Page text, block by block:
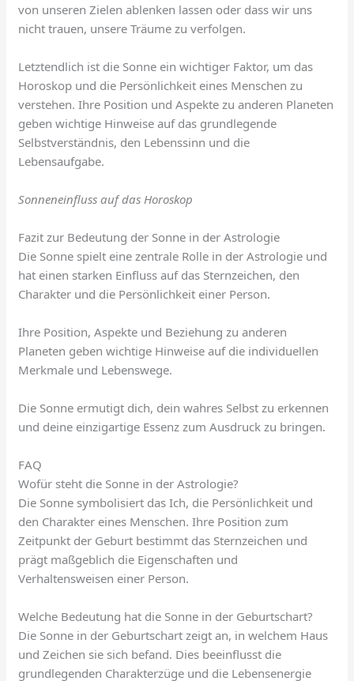
von unseren Zielen ablenken lassen oder dass wir uns
nicht trauen, unsere Träume zu verfolgen.
Letztendlich ist die Sonne ein wichtiger Faktor, um das
Horoskop und die Persönlichkeit eines Menschen zu
verstehen. Ihre Position und Aspekte zu anderen Planeten
geben wichtige Hinweise auf das grundlegende
Selbstverständnis, den Lebenssinn und die
Lebensaufgabe.
Sonneneinfluss auf das Horoskop
Fazit zur Bedeutung der Sonne in der Astrologie
Die Sonne spielt eine zentrale Rolle in der Astrologie und
hat einen starken Einfluss auf das Sternzeichen, den
Charakter und die Persönlichkeit einer Person.
Ihre Position, Aspekte und Beziehung zu anderen
Planeten geben wichtige Hinweise auf die individuellen
Merkmale und Lebenswege.
Die Sonne ermutigt dich, dein wahres Selbst zu erkennen
und deine einzigartige Essenz zum Ausdruck zu bringen.
FAQ
Wofür steht die Sonne in der Astrologie?
Die Sonne symbolisiert das Ich, die Persönlichkeit und
den Charakter eines Menschen. Ihre Position zum
Zeitpunkt der Geburt bestimmt das Sternzeichen und
prägt maßgeblich die Eigenschaften und
Verhaltensweisen einer Person.
Welche Bedeutung hat die Sonne in der Geburtschart?
Die Sonne in der Geburtschart zeigt an, in welchem Haus
und Zeichen sie sich befand. Dies beeinflusst die
grundlegenden Charakterzüge und die Lebensenergie